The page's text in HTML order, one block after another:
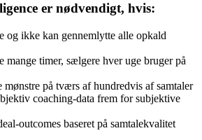
er nødvendigt, hvis:
og ikke kan gennemlytte alle opkald
mange timer, sælgere hver uge bruger på
på tværs af hundredvis af samtaler
coaching-data frem for subjektive
outcomes baseret på samtalekvalitet